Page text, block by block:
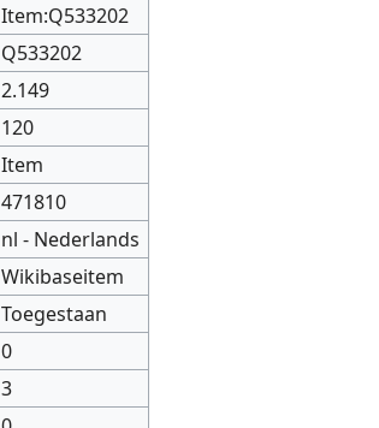
Item:Q533202
Q533202
2.149
120
Item
471810
nl - Nederlands
Wikibaseitem
Toegestaan
0
3